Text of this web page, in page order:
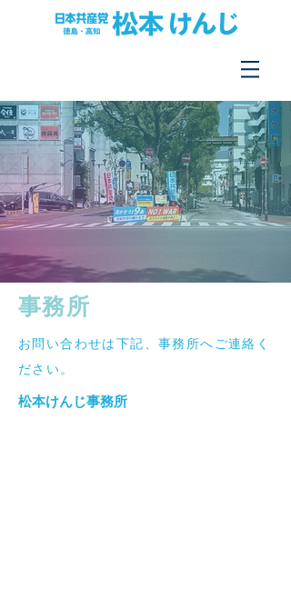
​事務所
​お問い合わせは下記、事務所へご連絡く
ださい。
松本けんじ事務所